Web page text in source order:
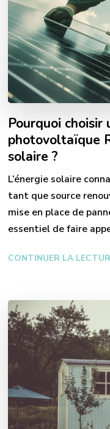
Pourquoi
photovoltaïque
solaire ?
L’énergie solaire
tant que source
mise en place de
essentiel de faire
CONTINUER LA